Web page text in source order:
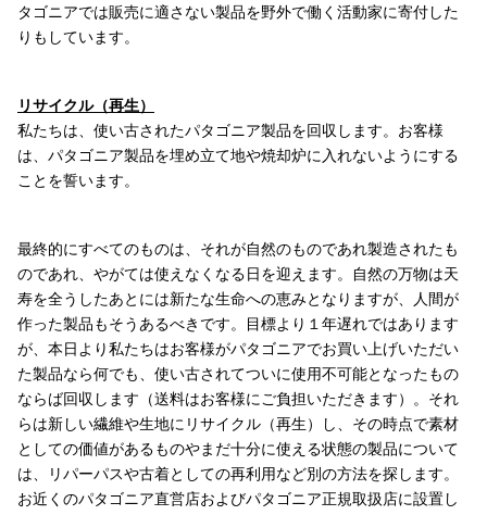
タゴニアでは販売に適さない製品を野外で働く活動家に寄付した
りもしています。
リサイクル（再生）
私たちは、使い古されたパタゴニア製品を回収します。お客様
は、パタゴニア製品を埋め立て地や焼却炉に入れないようにする
ことを誓います。
最終的にすべてのものは、それが自然のものであれ製造されたも
のであれ、やがては使えなくなる日を迎えます。自然の万物は天
寿を全うしたあとには新たな生命への恵みとなりますが、人間が
作った製品もそうあるべきです。目標より１年遅れではあります
が、本日より私たちはお客様がパタゴニアでお買い上げいただい
た製品なら何でも、使い古されてついに使用不可能となったもの
ならば回収します（送料はお客様にご負担いただきます）。それ
らは新しい繊維や生地にリサイクル（再生）し、その時点で素材
としての価値があるものやまだ十分に使える状態の製品について
は、リパーパスや古着としての再利用など別の方法を探します。
お近くのパタゴニア直営店およびパタゴニア正規取扱店に設置し